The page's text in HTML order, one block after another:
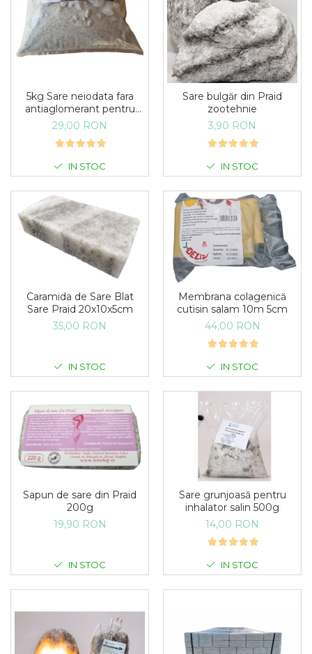
5kg Sare neiodata fara
antiaglomerant pentru
muraturi
29,00 RON
IN STOC
Sare bulgăr din Praid
zootehnie
3,90 RON
IN STOC
Caramida de Sare Blat
Sare Praid 20x10x5cm
35,00 RON
IN STOC
Membrana colagenică
cutisin salam 10m 5cm
44,00 RON
IN STOC
Sapun de sare din Praid
200g
19,90 RON
IN STOC
Sare grunjoasă pentru
inhalator salin 500g
14,00 RON
IN STOC